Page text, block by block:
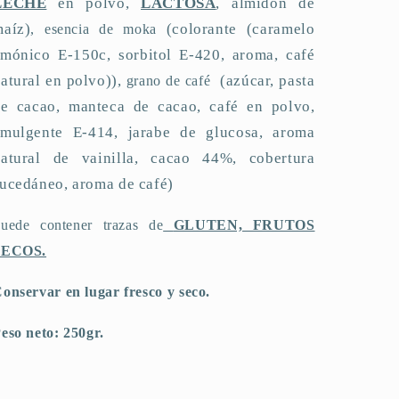
, esencia de moka (colorante (caramelo
E-150c, sorbitol E-420, aroma, café
en polvo)), grano de café
(azúcar, pasta
cacao, manteca de cacao, café en polvo,
E-414, jarabe de glucosa, aroma
de vainilla, cacao 44%, cobertura
aroma de café)
contener trazas de
GLUTEN, FRUTOS
en lugar fresco y seco.
neto: 250gr.